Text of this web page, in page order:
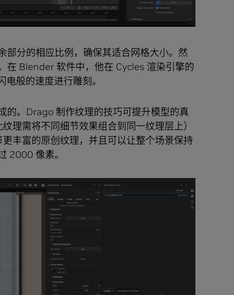
部分的相应比例，确保其适合网格大小。然
在 Blender 软件中，他在 Cycles 渲染引擎的
电般的速度进行雕刻。
的。Drago 制作纹理的技巧可提升模型的真
理需将不同细节效果组合到同一纹理层上）
丰富的原创纹理，并且可以让整个场景保持
2000 像素。